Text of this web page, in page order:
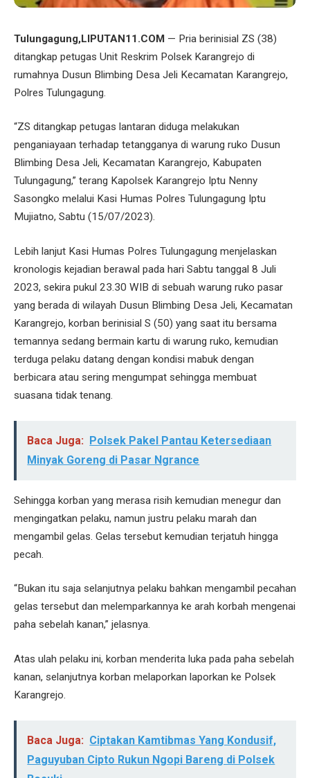
Tulungagung,LIPUTAN11.COM — Pria berinisial ZS (38)
ditangkap petugas Unit Reskrim Polsek Karangrejo di
rumahnya Dusun Blimbing Desa Jeli Kecamatan Karangrejo,
Polres Tulungagung.
“ZS ditangkap petugas lantaran diduga melakukan
penganiayaan terhadap tetangganya di warung ruko Dusun
Blimbing Desa Jeli, Kecamatan Karangrejo, Kabupaten
Tulungagung,” terang Kapolsek Karangrejo Iptu Nenny
Sasongko melalui Kasi Humas Polres Tulungagung Iptu
Mujiatno, Sabtu (15/07/2023).
Lebih lanjut Kasi Humas Polres Tulungagung menjelaskan
kronologis kejadian berawal pada hari Sabtu tanggal 8 Juli
2023, sekira pukul 23.30 WIB di sebuah warung ruko pasar
yang berada di wilayah Dusun Blimbing Desa Jeli, Kecamatan
Karangrejo, korban berinisial S (50) yang saat itu bersama
temannya sedang bermain kartu di warung ruko, kemudian
terduga pelaku datang dengan kondisi mabuk dengan
berbicara atau sering mengumpat sehingga membuat
suasana tidak tenang.
Baca Juga: Polsek Pakel Pantau Ketersediaan
Minyak Goreng di Pasar Ngrance
Sehingga korban yang merasa risih kemudian menegur dan
mengingatkan pelaku, namun justru pelaku marah dan
mengambil gelas. Gelas tersebut kemudian terjatuh hingga
pecah.
“Bukan itu saja selanjutnya pelaku bahkan mengambil pecahan
gelas tersebut dan melemparkannya ke arah korbah mengenai
paha sebelah kanan,” jelasnya.
Atas ulah pelaku ini, korban menderita luka pada paha sebelah
kanan, selanjutnya korban melaporkan laporkan ke Polsek
Karangrejo.
Baca Juga: Ciptakan Kamtibmas Yang Kondusif,
Paguyuban Cipto Rukun Ngopi Bareng di Polsek